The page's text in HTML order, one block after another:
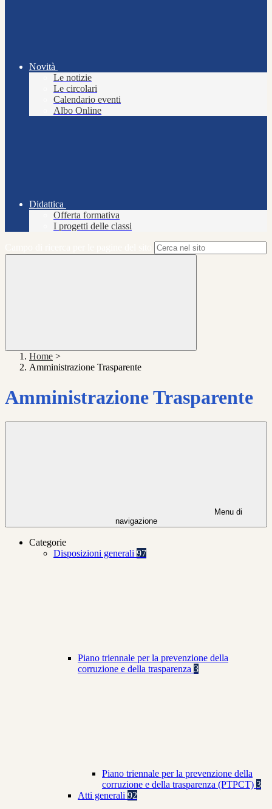
Novità
Le notizie
Le circolari
Calendario eventi
Albo Online
Didattica
Offerta formativa
I progetti delle classi
Home >
Amministrazione Trasparente
Amministrazione Trasparente
Menu di
navigazione
Categorie
Disposizioni generali 97
Piano triennale per la prevenzione della
corruzione e della trasparenza 3
Piano triennale per la prevenzione della
corruzione e della trasparenza (PTPCT) 3
Atti generali 92